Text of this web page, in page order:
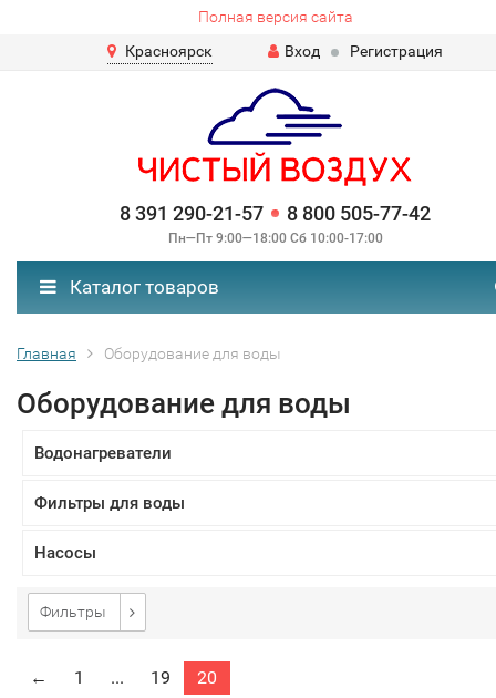
Полная версия сайта
Красноярск
Вход Регистрация
8 391 290-21-57 8 800 505-77-42
Пн—Пт 9:00—18:00 Сб 10:00-17:00
Каталог товаров
Главная Оборудование для воды
Оборудование для воды
Водонагреватели
Фильтры для воды
Насосы
Фильтры
← 1 ... 19 20